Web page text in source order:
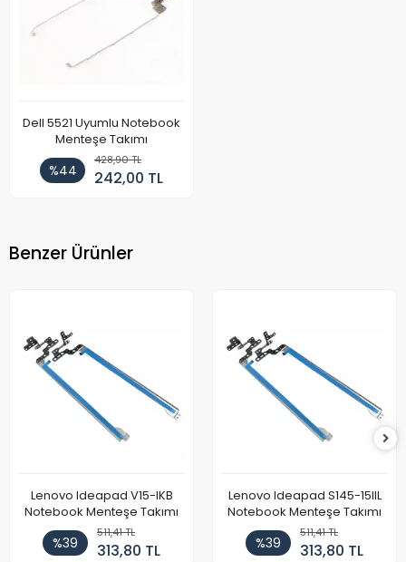
Dell 5521 Uyumlu Notebook
Menteşe Takımı
%44
428,90 TL
242,00 TL
Benzer Ürünler
Lenovo Ideapad V15-IKB
Notebook Menteşe Takımı
%39
511,41 TL
313,80 TL
Lenovo Ideapad S145-15IIL
Notebook Menteşe Takımı
%39
511,41 TL
313,80 TL